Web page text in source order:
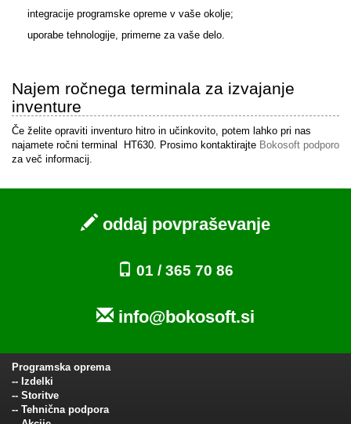
integracije programske opreme v vaše okolje;
uporabe tehnologije, primerne za vaše delo.
Najem ročnega terminala za izvajanje
inventure
Če želite opraviti inventuro hitro in učinkovito, potem lahko pri nas
najamete ročni terminal HT630. Prosimo kontaktirajte Bokosoft podporo
za več informacij.
oddaj povpraševanje
01 / 365 70 86
info@bokosoft.si
Programska oprema
-- Izdelki
-- Storitve
-- Tehnična podpora